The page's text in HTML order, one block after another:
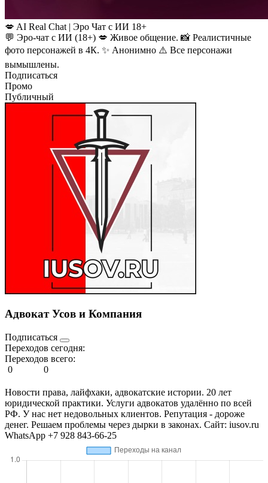
💋 AI Real Chat | Эро Чат с ИИ 18+
💬 Эро-чат с ИИ (18+) 💋 Живое общение. 📸 Реалистичные
фото персонажей в 4К. ✨ Анонимно ⚠️ Все персонажи
вымышлены.
Подписаться
Промо
Публичный
Адвокат Усов и Компания
Подписаться
Переходов сегодня:
Переходов всего:
0
0
Новости права, лайфхаки, адвокатские истории. 20 лет
юридической практики. Услуги адвокатов удалённо по всей
РФ. У нас нет недовольных клиентов. Репутация - дороже
денег. Решаем проблемы через дырки в законах. Сайт: iusov.ru
WhatsApp +7 928 843-66-25